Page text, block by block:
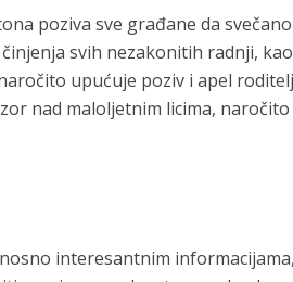
poziva sve građane da
svih nezakonitih radnji,
upućuje poziv i apel
nad maloljetnim licima, naročito
interesantnim